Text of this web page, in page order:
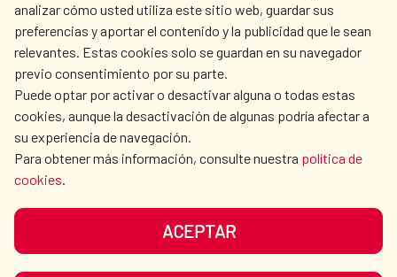
analizar cómo usted utiliza este sitio web, guardar sus
preferencias y aportar el contenido y la publicidad que le sean
relevantes. Estas cookies solo se guardan en su navegador
previo consentimiento por su parte.
Puede optar por activar o desactivar alguna o todas estas
cookies, aunque la desactivación de algunas podría afectar a
su experiencia de navegación.
Para obtener más información, consulte nuestra política de
cookies.
ACEPTAR
OUR SOCIAL MEDIA
DATA PROTECTION